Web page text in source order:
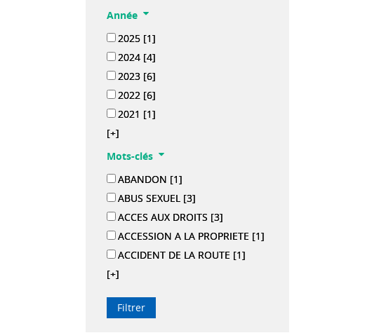
Année
2025 [1]
2024 [4]
2023 [6]
2022 [6]
2021 [1]
[+]
Mots-clés
ABANDON [1]
ABUS SEXUEL [3]
ACCES AUX DROITS [3]
ACCESSION A LA PROPRIETE [1]
ACCIDENT DE LA ROUTE [1]
[+]